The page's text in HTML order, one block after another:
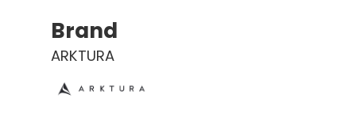
Brand
ARKTURA